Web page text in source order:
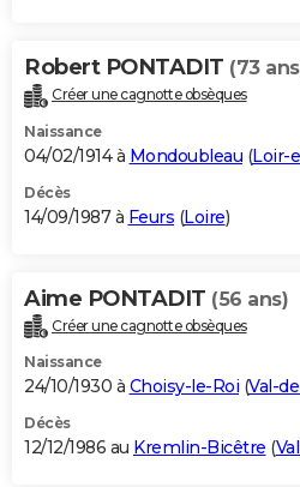
Robert PONTADIT (73
Créer une cagnotte obsèques
Naissance
04/02/1914 à Mondoubleau (Loir-
Décès
14/09/1987 à Feurs (Loire)
Aime PONTADIT (56 ans)
Créer une cagnotte obsèques
Naissance
24/10/1930 à Choisy-le-Roi (Val-
Décès
12/12/1986 au Kremlin-Bicêtre (